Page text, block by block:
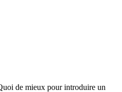
de mieux pour introduire un